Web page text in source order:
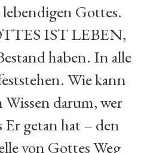
Gottes.
IST LEBEN,
haben. In alle
Wie kann
darum, wer
getan hat – den
von Gottes Weg